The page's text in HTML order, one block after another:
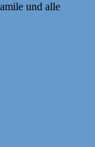
und alle